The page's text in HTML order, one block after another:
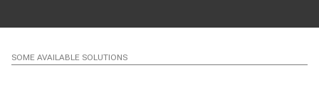
SOME AVAILABLE SOLUTIONS